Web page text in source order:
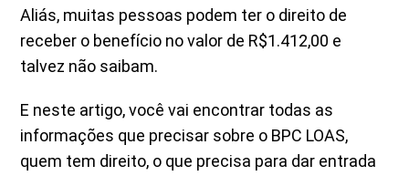
Aliás, muitas pessoas podem ter o direito de
receber o benefício no valor de R$1.412,00 e
talvez não saibam.
E neste artigo, você vai encontrar todas as
informações que precisar sobre o BPC LOAS,
quem tem direito, o que precisa para dar entrada